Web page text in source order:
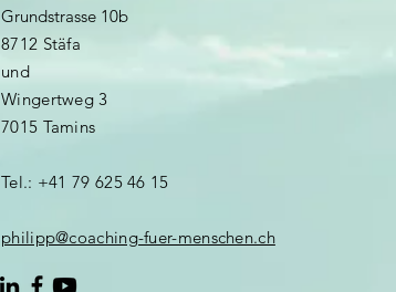
Grundstrasse 10b
8712 Stäfa
und
Wingertweg 3
7015 Tamins
Tel.: +41 79 625 46 15
philipp@coaching-fuer-menschen.ch